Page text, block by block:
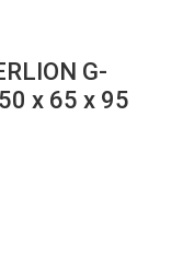
G-
x 65 x 95